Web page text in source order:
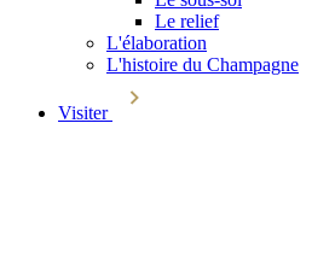
Le relief
L'élaboration
L'histoire du Champagne
Visiter